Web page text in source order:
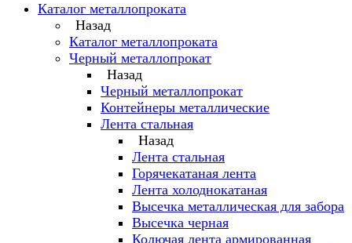
Каталог металлопроката
Назад
Каталог металлопроката
Черный металлопрокат
Назад
Черный металлопрокат
Контейнеры металлические
Лента стальная
Назад
Лента стальная
Горячекатаная лента
Лента холоднокатаная
Высечка металлическая для забора
Высечка черная
Колючая лента армированная